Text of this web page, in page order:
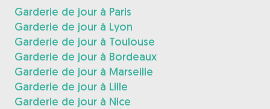
Garderie de jour à Paris
Garderie de jour à Lyon
Garderie de jour à Toulouse
Garderie de jour à Bordeaux
Garderie de jour à Marseille
Garderie de jour à Lille
Garderie de jour à Nice